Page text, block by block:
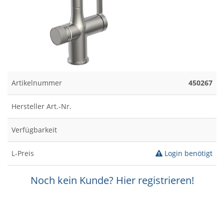
Artikelnummer 450267
Hersteller Art.-Nr.
Verfügbarkeit
L-Preis Login benötigt
Noch kein Kunde? Hier registrieren!